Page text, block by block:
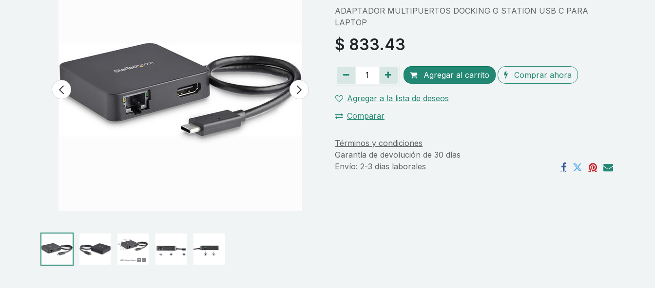
ADAPTADOR MULTIPUERTOS DOCKING G STATION USB C PARA
LAPTOP
$ 833.43
Agregar al carrito Comprar ahora
Agregar a la lista de deseos
Comparar
Términos y condiciones
Garantía de devolución de 30 días
Envío: 2-3 días laborales